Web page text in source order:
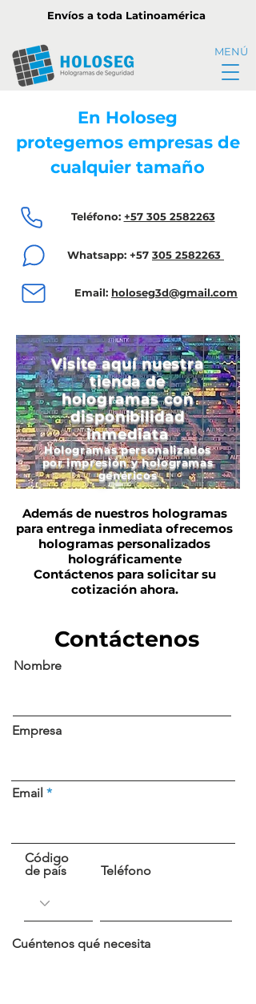
MENÚ
Envíos a toda Latinoamérica
En Holoseg
protegemos empresas de
cualquier tamaño
Teléfono: +57 305 2582263
Whatsapp: +57 305 2582263
Email: holoseg3d@gmail.com
Visite aquí nuestra
tienda de
hologramas con
disponibilidad
inmediata
Hologramaspersonalizados
por impresióny hologramas
genéricos
Además de nuestros hologramas
para entrega inmediata ofrecemos
hologramas personalizados
holográficamente
Contáctenos para solicitar su
cotización ahora.
Contáctenos
Nombre
Empresa
Email
Código
de país
Teléfono
Cuéntenos qué necesita